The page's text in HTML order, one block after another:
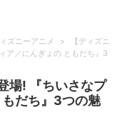
ズニーアニメ >
【ディズニ
ア／にんぎょの ともだち』3
場! 『ちいさなプ
だち』3つの魅